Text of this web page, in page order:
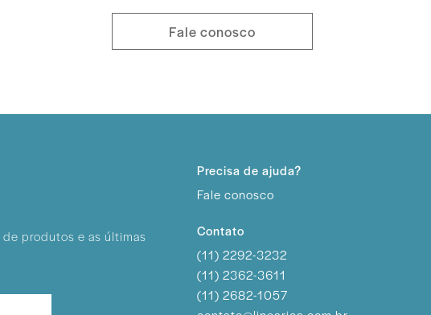
Fale conosco
de produtos e as últimas
Precisa de ajuda?
Fale conosco
Contato
(11) 2292-3232
(11) 2362-3611
(11) 2682-1057